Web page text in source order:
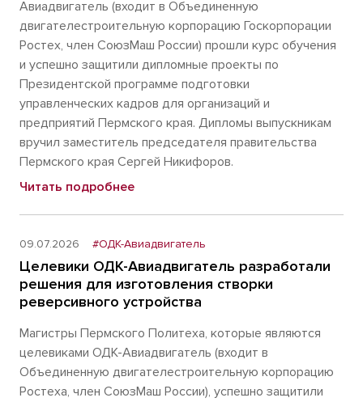
Авиадвигатель (входит в Объединенную
двигателестроительную корпорацию Госкорпорации
Ростех, член СоюзМаш России) прошли курс обучения
и успешно защитили дипломные проекты по
Президентской программе подготовки
управленческих кадров для организаций и
предприятий Пермского края. Дипломы выпускникам
вручил заместитель председателя правительства
Пермского края Сергей Никифоров.
Читать подробнее
09.07.2026 #ОДК-Авиадвигатель
Целевики ОДК-Авиадвигатель разработали
решения для изготовления створки
реверсивного устройства
Магистры Пермского Политеха, которые являются
целевиками ОДК-Авиадвигатель (входит в
Объединенную двигателестроительную корпорацию
Ростеха, член СоюзМаш России), успешно защитили